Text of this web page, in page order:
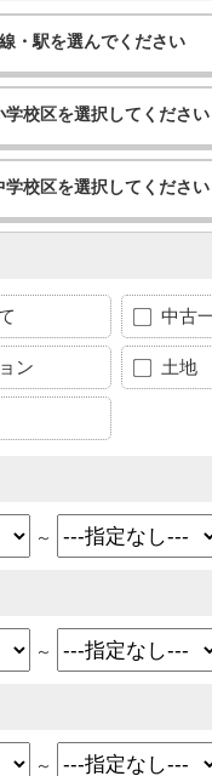
・駅を選んでください
学校区を選択してください
学校区を選択してください
中古
ン 土地
～
～
～